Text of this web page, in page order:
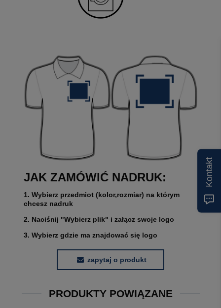
JAK ZAMÓWIĆ NADRUK:
1. Wybierz przedmiot (kolor,rozmiar) na którym
chcesz nadruk
2. Naciśnij "Wybierz plik" i załącz swoje logo
3. Wybierz gdzie ma znajdować się logo
zapytaj o produkt
PRODUKTY POWIĄZANE
Kontakt